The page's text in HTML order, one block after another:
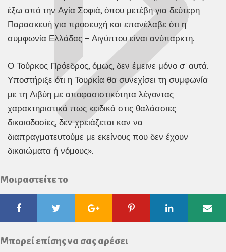
έξω από την Αγία Σοφιά, όπου μετέβη για δεύτερη
Παρασκευή για προσευχή και επανέλαβε ότι η
συμφωνία Ελλάδας – Αιγύπτου είναι ανύπαρκτη.
Ο Τούρκος Πρόεδρος, όμως, δεν έμεινε μόνο σ’ αυτά.
Υποστήριξε ότι η Τουρκία θα συνεχίσει τη συμφωνία
με τη Λιβύη με αποφασιστικότητα λέγοντας
χαρακτηριστικά πως «ειδικά στις θαλάσσιες
δικαιοδοσίες, δεν χρειάζεται καν να
διαπραγματευτούμε με εκείνους που δεν έχουν
δικαιώματα ή νόμους».
Μοιραστείτε το
FacebookTwitter Google
Plus
Pinterest Linkedin
Μπορεί επίσης να σας αρέσει